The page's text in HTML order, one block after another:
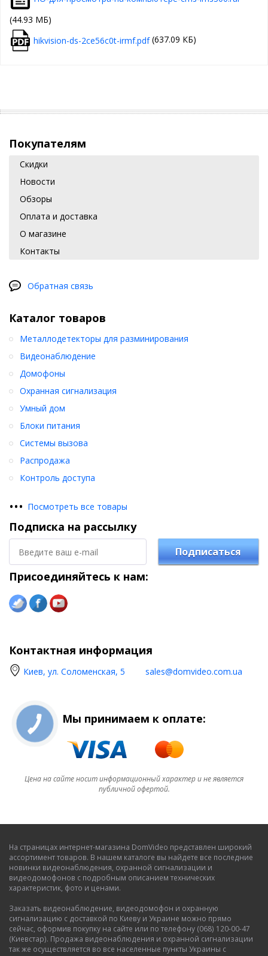
(44.93 МБ)
hikvision-ds-2ce56c0t-irmf.pdf(637.09 КБ)
Покупателям
Скидки
Новости
Обзоры
Оплата и доставка
О магазине
Контакты
Обратная связь
Каталог товаров
Металлодетекторы для разминирования
Видеонаблюдение
Домофоны
Охранная сигнализация
Умный дом
Блоки питания
Системы вызова
Распродажа
Контроль доступа
••• Посмотреть все товары
Подписка на рассылку
Подписаться
Присоединяйтесь к нам:
Контактная информация
Киев, ул. Соломенская, 5 sales@domvideo.com.ua
Мы принимаем к оплате:
Цена на сайте носит информационный характер и не является
публичной офертой.
На страницах интернет-магазина DomVideo представлен широкий
ассортимент товаров. В нашем каталоге вы найдете все последние
новинки видеонаблюдения, охранной сигнализации и
видеодомофонов с подробным описанием технических
характеристик, фото и ценами.
Заказать видеонаблюдение, видеодомофон и охранную
сигнализацию с доставкой по Киеву и Украине можно прямо
сейчас, оформив покупку на сайте или по телефону (068) 120-00-47
(Киевстар). Продажа видеонаблюдения и охранной сигнализации
так же осуществляется во все населенные пункты Украины с